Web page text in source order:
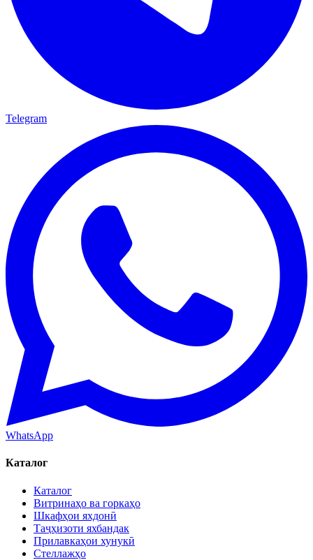
Telegram
WhatsApp
Каталог
Каталог
Витринаҳо ва горкаҳо
Шкафҳои яхдонӣ
Таҷҳизоти яхбандак
Прилавкаҳои хунукӣ
Стеллажҳо